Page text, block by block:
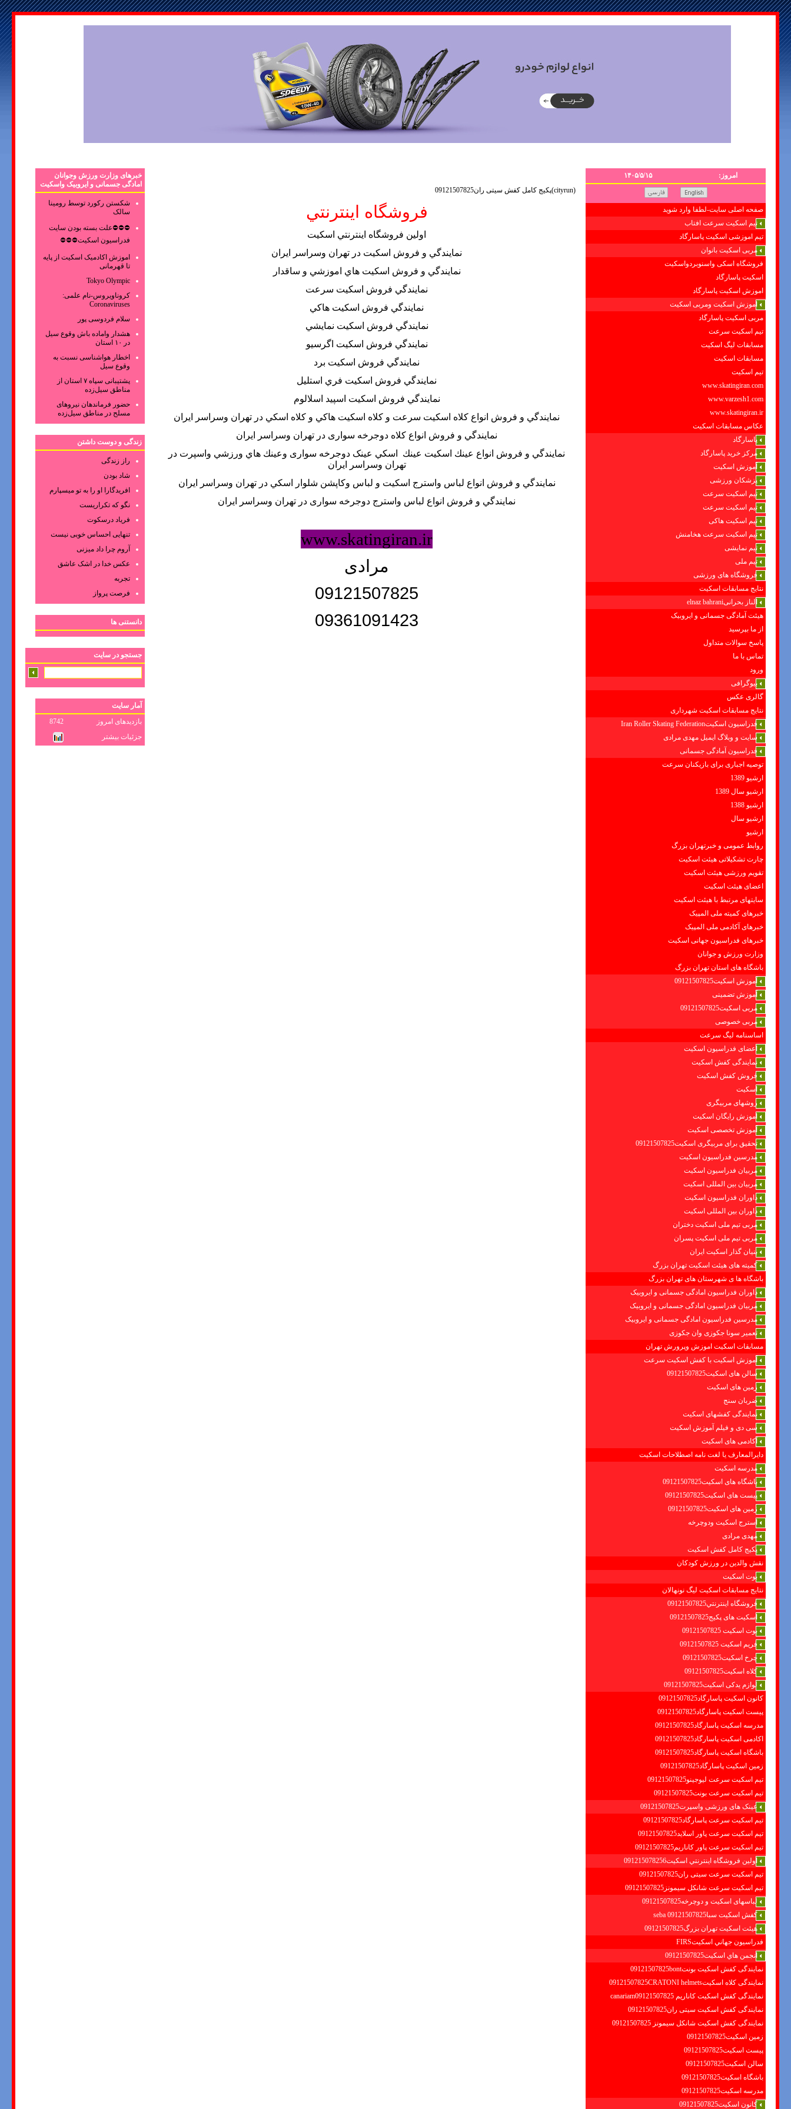
امروز: ۱۴۰۵/۵/۱۵
صفحه اصلی سایت-لطفا وارد شوید
تیم اسکیت سرعت افتاب
تیم اموزشی اسکیت پاسارگاد
مربی اسکیت بانوان
فروشگاه اسکی واسنوبردواسکیت
اسکیت پاسارگاد
اموزش اسکیت پاسارگاد
اموزش اسکیت ومربی اسکیت
مربی اسکیت پاسارگاد
تیم اسکیت سرعت
مسابقات لیگ اسکیت
مسابقات اسکیت
تیم اسکیت
www.skatingiran.com
www.varzesh1.com
www.skatingiran.ir
عکاس مسابقات اسکیت
پاسارگاد
مرکز خرید پاسارگاد
آموزش اسکیت
پزشکان ورزشی
تیم اسکیت سرعت
تیم اسکیت سرعت
تیم اسکیت هاکی
تیم اسکیت سرعت هخامنش
تیم نمایشی
تیم ملی
فروشگاه های ورزشی
نتایج مسابقات اسکیت
الناز بحرانیelnaz bahrani
هیئت آمادگی جسمانی و ایروبیک
از ما بپرسید
پاسخ سوالات متداول
تماس با ما
ورود
بیوگرافی
گالری عکس
نتایج مسابقات اسکیت شهرداری
فدراسیون اسکیتIran Roller Skating Federation
سایت و وبلاگ ایمیل مهدی مرادی
فدراسیون آمادگی جسمانی
توصیه اجباری برای بازیکنان سرعت
ارشیو 1389
ارشیو سال 1389
ارشیو 1388
ارشیو سال
ارشیو
روابط عمومی و خبرتهران بزرگ
چارت تشکیلاتی هیئت اسکیت
تقویم ورزشی هیئت اسکیت
اعضای هیئت اسکیت
سایتهای مرتبط با هیئت اسکیت
خبرهای کمیته ملی المپیک
خبرهای آکادمی ملی المپیک
خبرهای فدراسیون جهانی اسکیت
وزارت ورزش و جوانان
باشگاه های استان تهران بزرگ
آموزش اسکیت09121507825
آموزش تضمینی
مربی اسکیت09121507825
مربی خصوصی
اساسنامه لیگ سرعت
اعضای فدراسیون اسکیت
نمایندگی کفش اسکیت
فروش کفش اسکیت
اسکیت
روشهای مربیگری
اموزش رایگان اسکیت
آموزش تخصصی اسکیت
تحقیق برای مربیگری اسکیت09121507825
مدرسین فدراسیون اسکیت
مربیان فدراسیون اسکیت
مربیان بین المللی اسکیت
داوران فدراسیون اسکیت
داوران بین المللی اسکیت
مربی تیم ملی اسکیت دختران
مربی تیم ملی اسکیت پسران
بنیان گذار اسکیت ایران
کمیته های هیئت اسکیت تهران بزرگ
باشگاه ها ی شهرستان های تهران بزرگ
داوران فدراسیون امادگی جسمانی و ایروبیک
مربیان فدراسیون امادگی جسمانی و ایروبیک
مدرسین فدراسیون امادگی جسمانی و ایروبیک
تعمیر سونا جکوزی وان جکوزی
مسابقات اسکیت اموزش وپرورش تهران
آموزش اسکیت با کفش اسکیت سرعت
سالن های اسکیت09121507825
زمین های اسکیت
ضربان سنج
نمایندگی کفشهای اسکیت
سی دی و فیلم آموزش اسکیت
آکادمی های اسکیت
دایرالمعارف یا لغت نامه اصطلاحات اسکیت
مدرسه اسکیت
باشگاه های اسکیت09121507825
پیست های اسکیت09121507825
زمین های اسکیت09121507825
استرج اسکیت ودوچرخه
مهدی مرادی
پکیج کامل کفش اسکیت
نقش والدین در ورزش کودکان
بوت اسکیت
نتایج مسابقات اسکیت لیگ نونهالان
فروشگاه اينترنتي09121507825
اسکیت های پکیج09121507825
بوت اسکیت 09121507825
فریم اسکیت 09121507825
چرخ اسکیت09121507825
کلاه اسکیت09121507825
لوازم یدکی اسکیت09121507825
کانون اسکیت پاسارگاد09121507825
پیست اسکیت پاسارگاد09121507825
مدرسه اسکیت پاسارگاد09121507825
اکادمی اسکیت پاسارگاد09121507825
باشگاه اسکیت پاسارگاد09121507825
زمین اسکیت پاسارگاد09121507825
تیم اسکیت سرعت لیوجینو09121507825
تیم اسکیت سرعت بونت09121507825
عینک های ورزشی واسپرت09121507825
تیم اسکیت سرعت پاسارگاد09121507825
تیم اسکیت سرعت پاور اسلاید09121507825
تیم اسکیت سرعت پاور کاناریم09121507825
اولين فروشگاه اينترنتي اسكيت091215078256
تیم اسکیت سرعت سیتی ران09121507825
تیم اسکیت سرعت شانکل سیمونز09121507825
لباسهای اسکیت و دوچرخه09121507825
کفش اسکیت سبا09121507825 seba
هیئت اسکیت تهران بزرگ09121507825
فدراسيون جهاني اسكيتFIRS
انجمن هاي اسكيت09121507825
نمایندگی کفش اسکیت بونت09121507825bont
نمایندگی کلاه اسکیت09121507825CRATONI helmets
نمایندگی کفش اسکیت كاناريم canariam09121507825
نمایندگی کفش اسکیت سیتی ران09121507825
نمایندگی کفش اسکیت شانكل سيمونز 09121507825
زمین اسکیت09121507825
پیست اسکیت09121507825
سالن اسکیت09121507825
باشگاه اسکیت09121507825
مدرسه اسکیت09121507825
کانون اسکیت09121507825
(cityrun)پکیج کامل کفش سیتی ران09121507825
فروشگاه اينترنتي
اولين فروشگاه اينترنتي اسكيت
نمايندگي و فروش اسكيت در تهران وسراسر ايران
فروش اسكيت هاي اموزشي و ساقدار نمايندگي و
نمايندگي فروش اسكيت سرعت
نمايندگي فروش اسكيت هاكي
نمايندگي فروش اسكيت نمايشي
نمايندگي فروش اسكيت اگرسيو
نمايندگي فروش اسكيت برد
نمايندگي فروش اسكيت فري استليل
نمايندگي فروش اسكيت اسپيد اسلالوم
نمايندگي و فروش انواع كلاه اسكيت سرعت و كلاه اسكيت هاكي و كلاه اسكي در تهران وسراسر ايران
نمايندگي و فروش انواع كلاه دوجرخه سواری در تهران وسراسر ايران
نمايندگي و فروش انواع عينك اسكيت عينك
اسكي عینک دوجرخه سواری وعينك هاي ورزشي واسپرت در
تهران وسراسر ايران
نمايندگي و فروش انواع لباس واسترج اسكيت و لباس وكاپشن شلوار اسكي در تهران وسراسر ايران
نمايندگي و فروش انواع لباس واسترج دوجرخه سواری در تهران وسراسر ايران
www.skatingiran.ir
مرادی
09121507825
09361091423
خبرهای وزارت ورزش وجوانان
امادگی جسمانی و ایروبیک واسکیت
شکستن رکورد توسط رومینا
سالک
⛔⛔⛔علت بسته بودن سایت
فدراسیون اسکیت⛔⛔⛔
اموزش اکادمیک اسکیت از پایه
تا قهرمانی
Tokyo Olympic
کروناویروس‌-نام علمی:
Coronaviruses
سلام فردوسی پور
هشدار واماده باش وقوع سیل
در ۱۰ استان
اخطار هواشناسی نسبت به
وقوع سیل
پشتیبانی سپاه ۷ استان از
مناطق سیل‌زده
حضور فرماندهان نیروهای
مسلح در مناطق سیل‌زده
زندگی و دوست داشتن
راز زندگی
شاد بودن
افریدگارا او را به تو میسپارم
نگو که تکراریست
فریاد درسکوت
تنهایی احساس خوبی نیست
آروم چرا داد میزنی
عکس‌ خدا در اشک‌ عاشق‌
تجربه
فرصت پرواز
دانستنی ها
جستجو در سایت
آمار سایت
بازدیدهای امروز
8742
جزئیات بیشتر